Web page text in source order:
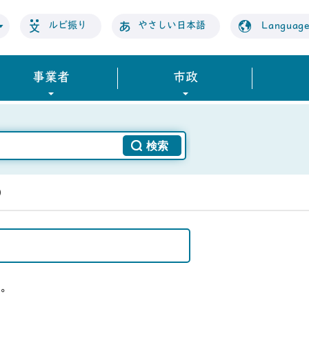
ルビ振り やさしい日本語 Language
事業者 市政